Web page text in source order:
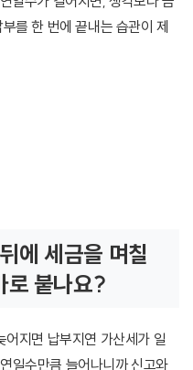
를 한 번에 끝내는 습관이 제
에 세금을 며칠
로 붙나요?
지면 납부지연 가산세가 일
일수만큼 늘어나니까 신고와